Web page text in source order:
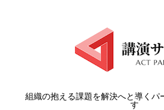
組織の抱える課題を解決へと導くパ
す